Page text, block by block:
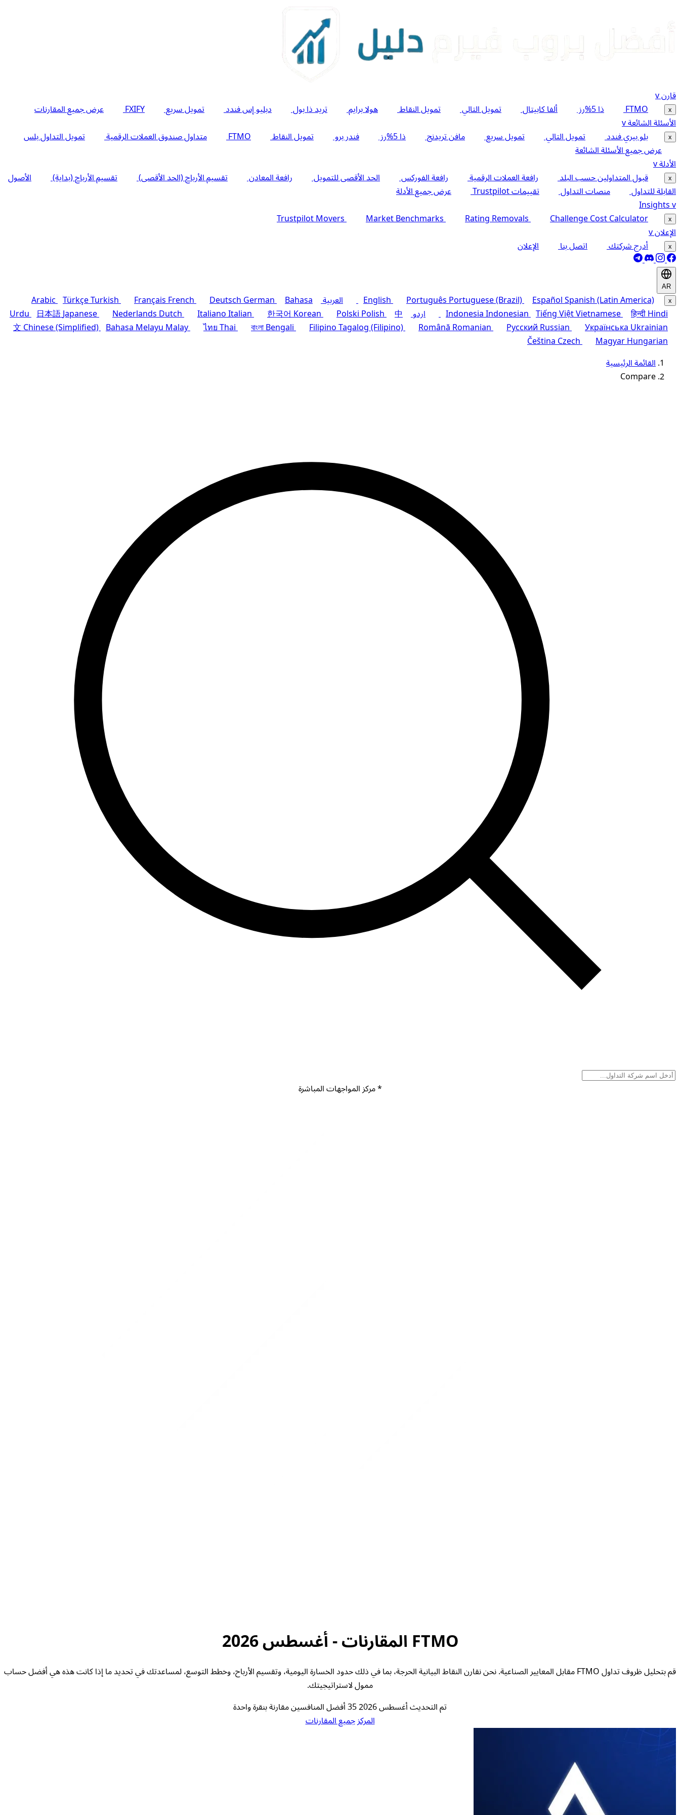
قارنv
x
FTMO ذا 5%رز ألفا كابيتال تمويل التالي تمويل النقاط هولا برايم تريد ذا بول دبليو إس فندد تمويل سريع FXIFY عرض جميع المقارنات
الأسئلة الشائعةv
x بلو بيري فندد تمويل التالي تمويل سريع مافن تريدنج ذا 5%رز فندر برو تمويل النقاط FTMO متداول صندوق العملات الرقمية تمويل التداول بلس
عرض جميع الأسئلة الشائعة
الأدلةv
x قبول المتداولين حسب البلد رافعة العملات الرقمية رافعة الفوركس الحد الأقصى للتمويل رافعة المعادن تقسيم الأرباح (الحد الأقصى) تقسيم الأرباح (بداية) الأصول
القابلة للتداول منصات التداول تقييمات Trustpilot عرض جميع الأدلة
Insightsv
x
Trustpilot Movers Market Benchmarks Rating Removals Challenge Cost Calculator
الإعلانv
x أدرج شركتك اتصل بنا الإعلان
AR
x
English PortuguêsPortuguese (Brazil) EspañolSpanish (Latin America) العربية Arabic TürkçeTurkish FrançaisFrench DeutschGerman Bahasa
IndonesiaIndonesian Tiếng ViệtVietnamese हिन्दीHindi اردو Urdu 日本語Japanese NederlandsDutch ItalianoItalian 한국어Korean PolskiPolish 中
文Chinese (Simplified) Bahasa MelayuMalay ไทยThai বাংলাBengali FilipinoTagalog (Filipino) RomânăRomanian РусскийRussian УкраїнськаUkrainian
ČeštinaCzech MagyarHungarian
القائمة الرئيسية
Compare
* مركز المواجهات المباشرة
FTMO المقارنات - أغسطس 2026
قم بتحليل ظروف تداول FTMO مقابل المعايير الصناعية. نحن نقارن النقاط البيانية الحرجة، بما في ذلك حدود الخسارة اليومية، وتقسيم الأرباح، وخطط التوسع، لمساعدتك في تحديد ما إذا كانت هذه هي أفضل حساب
ممول لاستراتيجيتك.
تم التحديث أغسطس 2026
35 أفضل المنافسين مقارنة بنقرة واحدة
المركزجميع المقارنات